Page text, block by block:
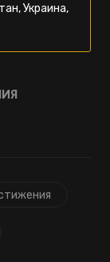
Украина,